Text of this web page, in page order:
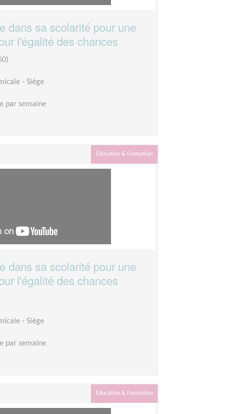
dans sa scolarité pour une
l'égalité des chances
- Siège
par semaine
Éducation & Formation
dans sa scolarité pour une
l'égalité des chances
- Siège
par semaine
Éducation & Formation